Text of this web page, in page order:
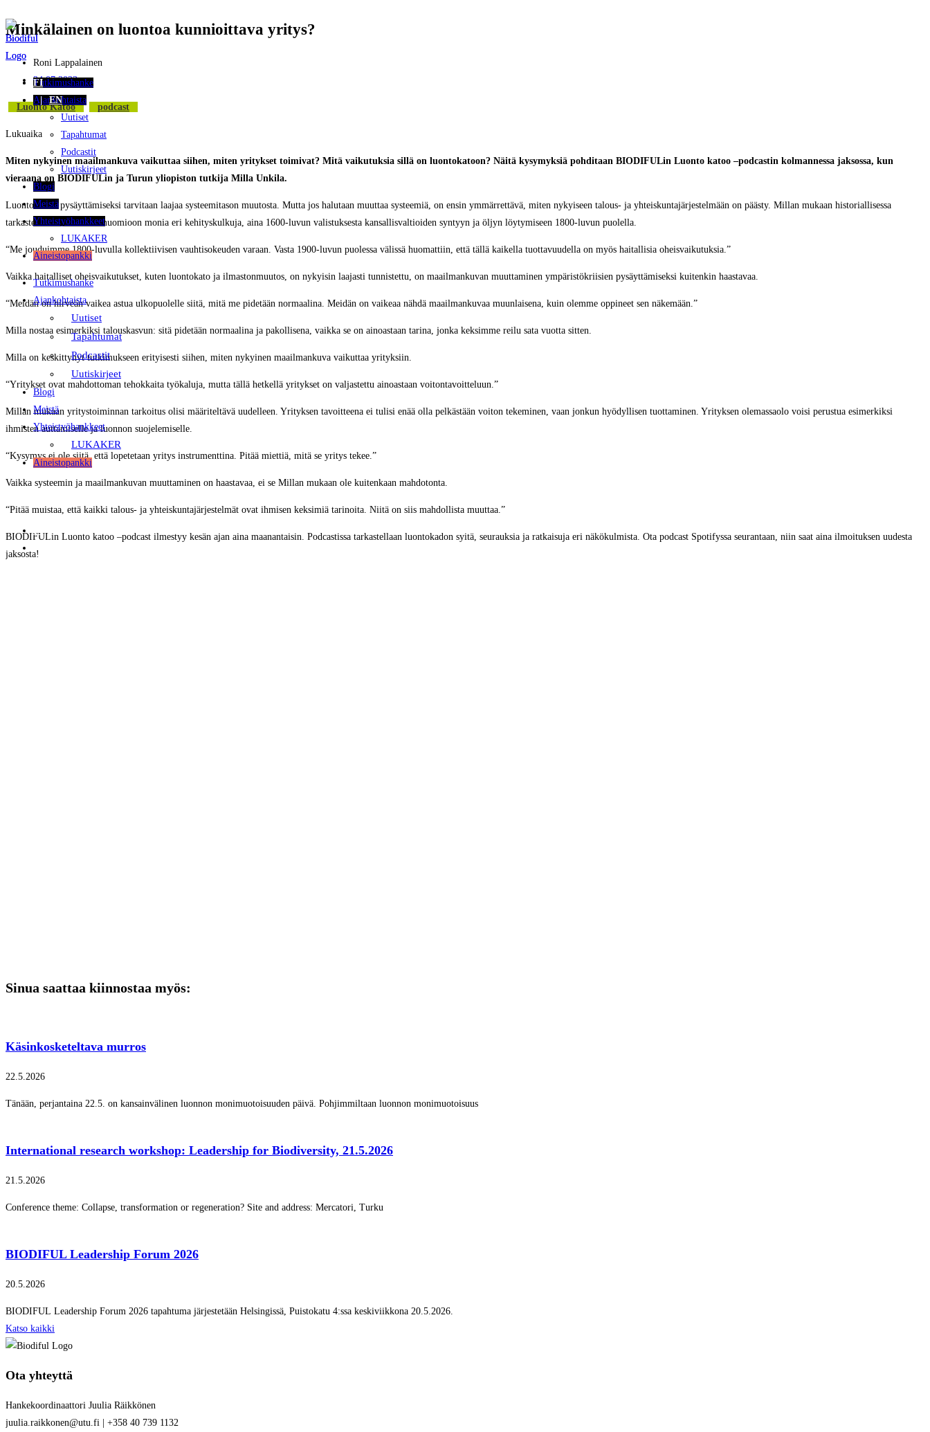
Siirry
suoraan
sisältöön
Tutkimushanke
Ajankohtaista
Uutiset
Tapahtumat
Podcastit
Uutiskirjeet
Blogi
Meistä
Yhteistyöhankkeet
LUKAKER
Aineistopankki
Tutkimushanke
Ajankohtaista
Uutiset
Tapahtumat
Podcastit
Uutiskirjeet
Blogi
Meistä
Yhteistyöhankkeet
LUKAKER
Aineistopankki
FI
FI
EN
Minkälainen on luontoa kunnioittava yritys?
Roni Lappalainen
24.07.2023
Luonto Katoo Podcast
Lukuaika
Miten nykyinen maailmankuva vaikuttaa siihen, miten yritykset toimivat? Mitä vaikutuksia sillä on luontokatoon? Näitä kysymyksiä pohditaan BIODIFULin Luonto katoo –podcastin kolmannessa jaksossa, kun
vieraana on BIODIFULin ja Turun yliopiston tutkija Milla Unkila.
Luontokadon pysäyttämiseksi tarvitaan laajaa systeemitason muutosta. Mutta jos halutaan muuttaa systeemiä, on ensin ymmärrettävä, miten nykyiseen talous- ja yhteiskuntajärjestelmään on päästy. Millan mukaan historiallisessa
tarkastelussa on otettava huomioon monia eri kehityskulkuja, aina 1600-luvun valistuksesta kansallisvaltioiden syntyyn ja öljyn löytymiseen 1800-luvun puolella.
“Me jouduimme 1800-luvulla kollektiivisen vauhtisokeuden varaan. Vasta 1900-luvun puolessa välissä huomattiin, että tällä kaikella tuottavuudella on myös haitallisia oheisvaikutuksia.”
Vaikka haitalliset oheisvaikutukset, kuten luontokato ja ilmastonmuutos, on nykyisin laajasti tunnistettu, on maailmankuvan muuttaminen ympäristökriisien pysäyttämiseksi kuitenkin haastavaa.
“Meidän on hirveän vaikea astua ulkopuolelle siitä, mitä me pidetään normaalina. Meidän on vaikeaa nähdä maailmankuvaa muunlaisena, kuin olemme oppineet sen näkemään.”
Milla nostaa esimerkiksi talouskasvun: sitä pidetään normaalina ja pakollisena, vaikka se on ainoastaan tarina, jonka keksimme reilu sata vuotta sitten.
Milla on keskittynyt tutkimukseen erityisesti siihen, miten nykyinen maailmankuva vaikuttaa yrityksiin.
“Yritykset ovat mahdottoman tehokkaita työkaluja, mutta tällä hetkellä yritykset on valjastettu ainoastaan voitontavoitteluun.”
Millan mukaan yritystoiminnan tarkoitus olisi määriteltävä uudelleen. Yrityksen tavoitteena ei tulisi enää olla pelkästään voiton tekeminen, vaan jonkun hyödyllisen tuottaminen. Yrityksen olemassaolo voisi perustua esimerkiksi
ihmisten auttamiselle ja luonnon suojelemiselle.
“Kysymys ei ole siitä, että lopetetaan yritys instrumenttina. Pitää miettiä, mitä se yritys tekee.”
Vaikka systeemin ja maailmankuvan muuttaminen on haastavaa, ei se Millan mukaan ole kuitenkaan mahdotonta.
“Pitää muistaa, että kaikki talous- ja yhteiskuntajärjestelmät ovat ihmisen keksimiä tarinoita. Niitä on siis mahdollista muuttaa.”
BIODIFULin Luonto katoo –podcast ilmestyy kesän ajan aina maanantaisin. Podcastissa tarkastellaan luontokadon syitä, seurauksia ja ratkaisuja eri näkökulmista. Ota podcast Spotifyssa seurantaan, niin saat aina ilmoituksen uudesta
jaksosta!
Sinua saattaa kiinnostaa myös:
Käsinkosketeltava murros
22.5.2026
Tänään, perjantaina 22.5. on kansainvälinen luonnon monimuotoisuuden päivä. Pohjimmiltaan luonnon monimuotoisuus
International research workshop: Leadership for Biodiversity, 21.5.2026
21.5.2026
Conference theme: Collapse, transformation or regeneration? Site and address: Mercatori, Turku
BIODIFUL Leadership Forum 2026
20.5.2026
BIODIFUL Leadership Forum 2026 tapahtuma järjestetään Helsingissä, Puistokatu 4:ssa keskiviikkona 20.5.2026.
Katso kaikki
Ota yhteyttä
Hankekoordinaattori Juulia Räikkönen
juulia.raikkonen@utu.fi | +358 40 739 1132